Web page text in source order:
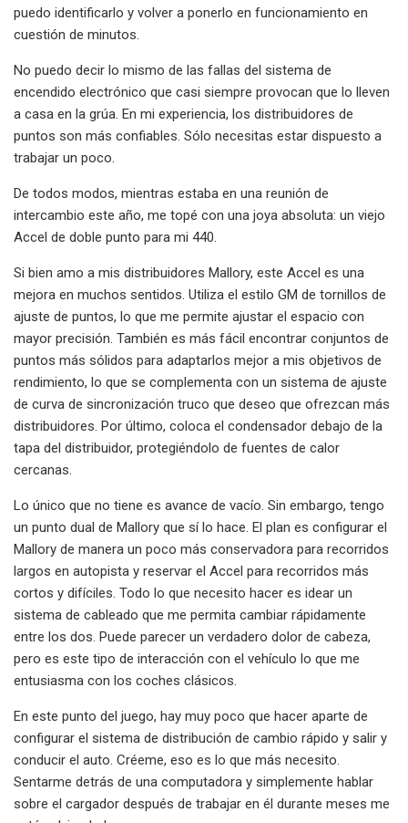
puedo identificarlo y volver a ponerlo en funcionamiento en
cuestión de minutos.
No puedo decir lo mismo de las fallas del sistema de
encendido electrónico que casi siempre provocan que lo lleven
a casa en la grúa. En mi experiencia, los distribuidores de
puntos son más confiables. Sólo necesitas estar dispuesto a
trabajar un poco.
De todos modos, mientras estaba en una reunión de
intercambio este año, me topé con una joya absoluta: un viejo
Accel de doble punto para mi 440.
Si bien amo a mis distribuidores Mallory, este Accel es una
mejora en muchos sentidos. Utiliza el estilo GM de tornillos de
ajuste de puntos, lo que me permite ajustar el espacio con
mayor precisión. También es más fácil encontrar conjuntos de
puntos más sólidos para adaptarlos mejor a mis objetivos de
rendimiento, lo que se complementa con un sistema de ajuste
de curva de sincronización truco que deseo que ofrezcan más
distribuidores. Por último, coloca el condensador debajo de la
tapa del distribuidor, protegiéndolo de fuentes de calor
cercanas.
Lo único que no tiene es avance de vacío. Sin embargo, tengo
un punto dual de Mallory que sí lo hace. El plan es configurar el
Mallory de manera un poco más conservadora para recorridos
largos en autopista y reservar el Accel para recorridos más
cortos y difíciles. Todo lo que necesito hacer es idear un
sistema de cableado que me permita cambiar rápidamente
entre los dos. Puede parecer un verdadero dolor de cabeza,
pero es este tipo de interacción con el vehículo lo que me
entusiasma con los coches clásicos.
En este punto del juego, hay muy poco que hacer aparte de
configurar el sistema de distribución de cambio rápido y salir y
conducir el auto. Créeme, eso es lo que más necesito.
Sentarme detrás de una computadora y simplemente hablar
sobre el cargador después de trabajar en él durante meses me